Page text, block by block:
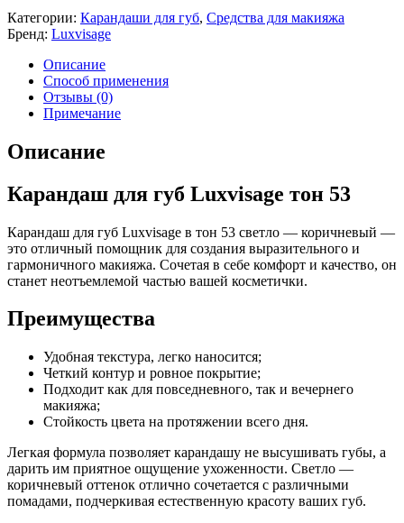
Категории: Карандаши для губ, Средства для макияжа
Бренд: Luxvisage
Описание
Способ применения
Отзывы (0)
Примечание
Описание
Карандаш для губ Luxvisage тон 53
Карандаш для губ Luxvisage в тон 53 светло — коричневый —
это отличный помощник для создания выразительного и
гармоничного макияжа. Сочетая в себе комфорт и качество, он
станет неотъемлемой частью вашей косметички.
Преимущества
Удобная текстура, легко наносится;
Четкий контур и ровное покрытие;
Подходит как для повседневного, так и вечернего
макияжа;
Стойкость цвета на протяжении всего дня.
Легкая формула позволяет карандашу не высушивать губы, а
дарить им приятное ощущение ухоженности. Светло —
коричневый оттенок отлично сочетается с различными
помадами, подчеркивая естественную красоту ваших губ.